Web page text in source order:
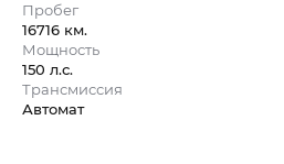
Пробег
16716 км.
Мощность
150 л.с.
Трансмиссия
Автомат